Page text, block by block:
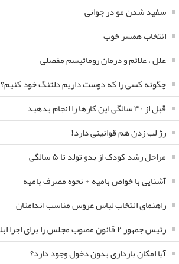
سفید شدن مو در جوانی
انتخاب همسر خوب
علل ، علائم و درمان روماتیسم مفصلی
چگونه کسی را که دوست داریم دلتنگ خود کنیم؟
قبل از ۳۰ سالگی این کارها را انجام بدهید
رژ لب زدن هم قوانینی دارد!
مراحل رشد کودک از بدو تولد تا ۵ سالگی
آشنایی با خواص بامیه + نحوه مصرف بامیه
راهنمای انتخاب لباس عروس مناسب اندامتان
رئیس جمهور ۲ قانون مصوب مجلس را برای اجرا ابلاغ کرد
آیا امکان بارداری بدون دخول وجود دارد؟